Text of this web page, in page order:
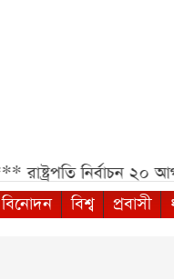
রাষ্ট্রপতি নির্বাচন ২০
বিনোদন বিশ্ব প্রবাসী